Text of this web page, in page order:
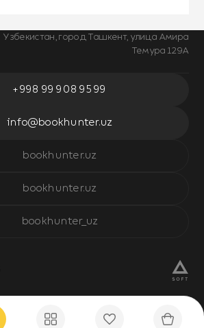
Узбекистан, город Ташкент, улица Амира
Темура 129А
+998 99 908 95 99
info@bookhunter.uz
bookhunter.uz
bookhunter.uz
bookhunter_uz